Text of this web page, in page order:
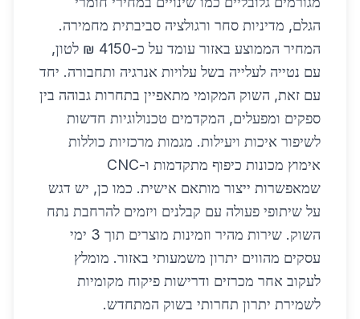
הגלם, מדיניות סחר ורגולציה סביבתית מחמירה.
המחיר הממוצע באזור עומד על כ-4150 ₪ לטון,
עם נטייה לעלייה בשל עלויות אנרגיה ותחבורה. יחד
עם זאת, השוק המקומי מתאפיין בתחרות גבוהה בין
ספקים ומפעלים, המקדמים טכנולוגיות חדשות
לשיפור איכות ויעילות. מגמות מרכזיות כוללות
אימוץ מכונות כיפוף מתקדמות ו-CNC
שמאפשרות ייצור מותאם אישית. כמו כן, יש דגש
על שיתופי פעולה עם קבלנים ויזמים להרחבת נתח
השוק. שירות מהיר וזמינות מוצרים תוך 3 ימי
עסקים מהווים יתרון משמעותי באזור. מומלץ
לעקוב אחר מכרזים ודרישות פיקוח מקומיות
לשמירת יתרון תחרותי בשוק המתחדש.